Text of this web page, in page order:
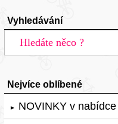
Vyhledávání
Nejvíce oblíbené
► NOVINKY v nabídce